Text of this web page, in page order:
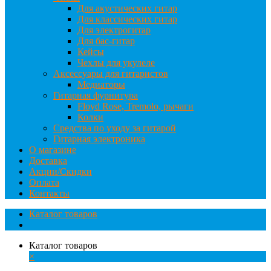
Для акустических гитар
Для классических гитар
Для электрогитар
Для бас-гитар
Кейсы
Чехлы для укулеле
Аксессуары для гитаристов
Медиаторы
Гитарная фурнитура
Floyd Rose, Tremolo, рычаги
Колки
Средства по уходу за гитарой
Гитарная электроника
О магазине
Доставка
Акции/Скидки
Оплата
Контакты
Каталог товаров
Каталог товаров
×